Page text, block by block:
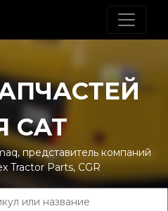
CAT
представитель компаний
Tractor Parts, CGR